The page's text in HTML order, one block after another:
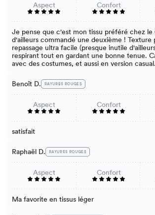
Aspect Confort
Je pense que c'est mon tissu préféré chez le
d'ailleurs commandé une deuxième ! Texture
repassage ultra facile (presque inutile
respirant tout en gardant une bonne tenue.
avec des costumes, et aussi en version casual.
Benoît D. RAYURES ROUGES
Aspect Confort
satisfait
Raphaël D. RAYURES ROUGES
Aspect Confort
Ma favorite en tissus léger